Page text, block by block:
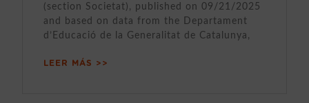
(section Societat), published on 09/21/2025
and based on data from the Departament
d’Educació de la Generalitat de Catalunya,
LEER MÁS >>